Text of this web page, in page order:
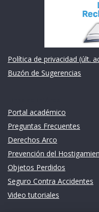
Política de privacidad (últ.
Buzón de Sugerencias
Portal académico
Preguntas Frecuentes
Derechos Arco
Prevención del
Objetos Perdidos
Seguro Contra Accidentes
Video tutoriales